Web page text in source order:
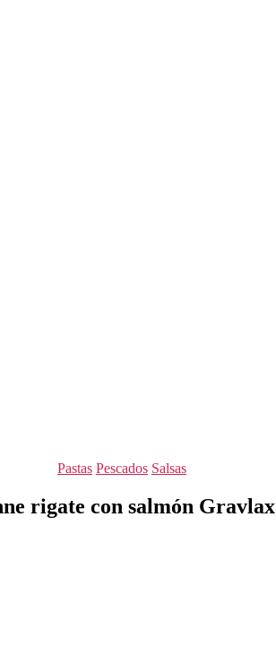
Categorías
Pastas Pescados Salsas
rigate con salmón Gravlax